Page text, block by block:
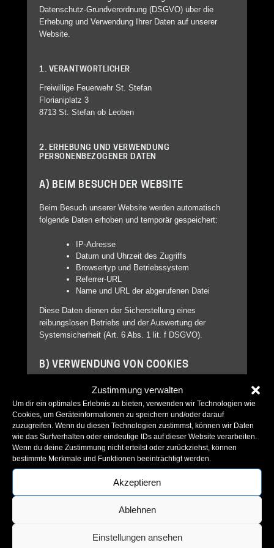
Zustimmung verwalten
Um dir ein optimales Erlebnis zu bieten, verwenden wir Technologien wie
Cookies, um Geräteinformationen zu speichern und/oder darauf
zuzugreifen. Wenn du diesen Technologien zustimmst, können wir Daten
wie das Surfverhalten oder eindeutige IDs auf dieser Website verarbeiten.
Wenn du deine Zustimmung nicht erteilst oder zurückziehst, können
bestimmte Merkmale und Funktionen beeinträchtigt werden.
Akzeptieren
Ablehnen
Einstellungen ansehen
Datenschutz-Grundverordnung (DSGVO) über die
Erhebung und Verwendung Ihrer Daten auf unserer
Website.
1. VERANTWORTLICHER
Freiwillige Feuerwehr St. Stefan
Florianiplatz 3
8713 St. Stefan ob Leoben
2. ERHEBUNG UND VERWENDUNG
PERSONENBEZOGENER DATEN
A) BEIM BESUCH DER WEBSITE
Beim Besuch unserer Website werden automatisch
folgende Daten erhoben und temporär gespeichert:
IP-Adresse
Datum und Uhrzeit des Zugriffs
Browsertyp und Betriebssystem
Referrer-URL
Name und URL der abgerufenen Datei
Diese Daten dienen der Sicherstellung eines
reibungslosen Betriebs und der Auswertung der
Systemsicherheit (Art. 6 Abs. 1 lit. f DSGVO).
B) VERWENDUNG VON COOKIES
Unsere Website verwendet Cookies, um die
Benutzerfreundlichkeit zu verbessern. Sie können die
Verwendung von Cookies in Ihrem Browser
deaktivieren, was jedoch die Funktionalität der Website
einschränken kann.
3. WEITERGABE VON DATEN
Eine Weitergabe Ihrer Daten an Dritte erfolgt nur, wenn:
Sie eingewilligt haben (Art. 6 Abs. 1 lit. a
die Weitergabe zur Erfüllung rechtlicher